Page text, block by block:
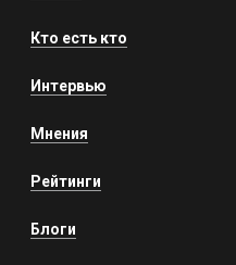
Кто есть кто
Интервью
Мнения
Рейтинги
Блоги